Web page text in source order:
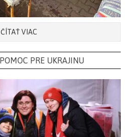
ČÍTAŤ VIAC
PRE UKRAJINU